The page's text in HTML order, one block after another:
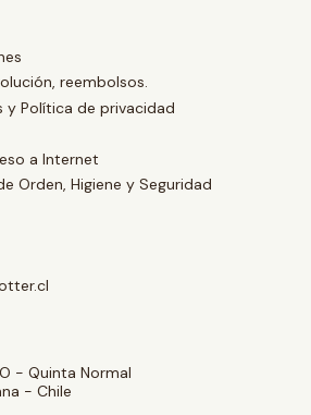
reembolsos.
y Política de privacidad
a Internet
Orden, Higiene y Seguridad
- Quinta Normal
- Chile